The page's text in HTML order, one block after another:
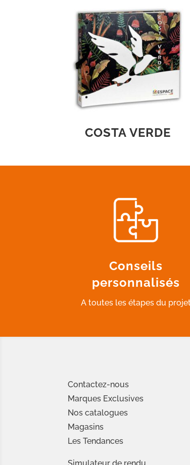
COSTA VERDE
Conseils
personnalisés
A toutes les étapes du
Contactez-nous
Marques Exclusives
Nos catalogues
Magasins
Les Tendances